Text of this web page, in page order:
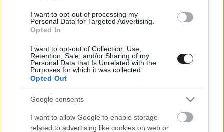
I want to opt-out of processing my
Personal Data for Targeted Advertising.
Opted In
I want to opt-out of Collection, Use,
Retention, Sale, and/or Sharing of my
Personal Data that Is Unrelated with the
Purposes for which it was collected.
Opted Out
Google consents
I want to allow Google to enable storage
related to advertising like cookies on web or
Megint rengeteg horrorfilmet néztünk - PuliCast